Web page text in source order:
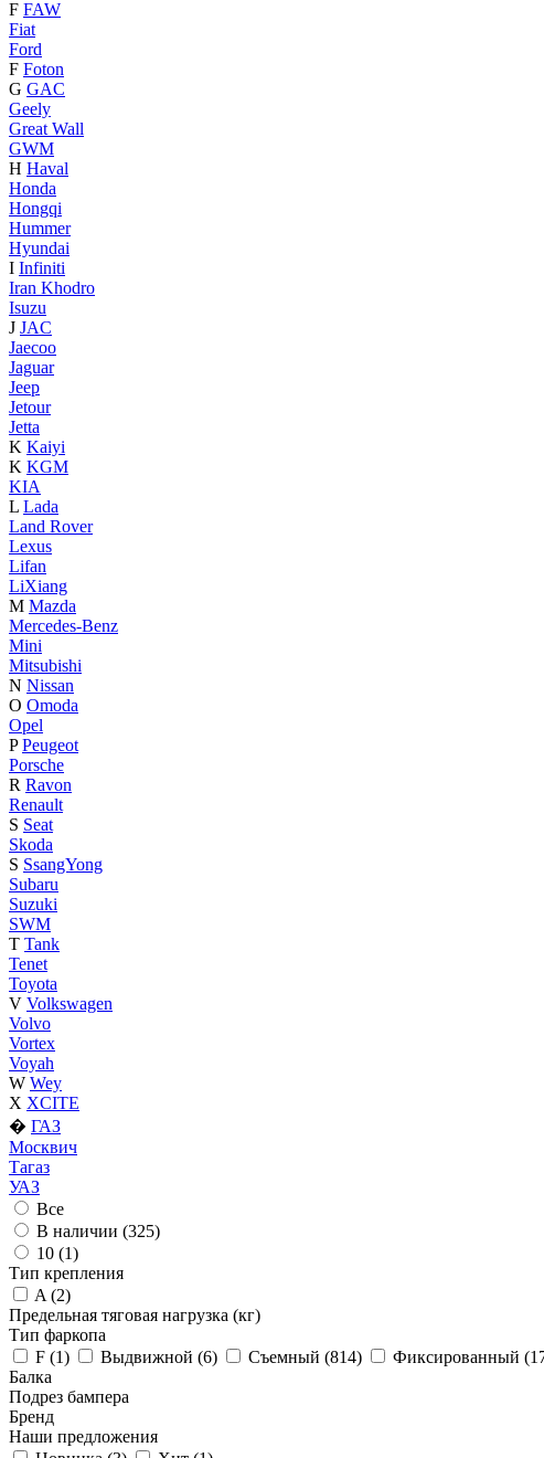
F FAW
Fiat
Ford
F Foton
G GAC
Geely
Great Wall
GWM
H Haval
Honda
Hongqi
Hummer
Hyundai
I Infiniti
Iran Khodro
Isuzu
J JAC
Jaecoo
Jaguar
Jeep
Jetour
Jetta
K Kaiyi
K KGM
KIA
L Lada
Land Rover
Lexus
Lifan
LiXiang
M Mazda
Mercedes-Benz
Mini
Mitsubishi
N Nissan
O Omoda
Opel
P Peugeot
Porsche
R Ravon
Renault
S Seat
Skoda
S SsangYong
Subaru
Suzuki
SWM
T Tank
Tenet
Toyota
V Volkswagen
Volvo
Vortex
Voyah
W Wey
X XCITE
� ГАЗ
Москвич
Тагаз
УАЗ
Все
В наличии (325)
10 (1)
Тип крепления
A (2)
Предельная тяговая нагрузка (кг)
Тип фаркопа
F (1) Выдвижной (6) Съемный (814) Фиксированный (
Балка
Подрез бампера
Бренд
Наши предложения